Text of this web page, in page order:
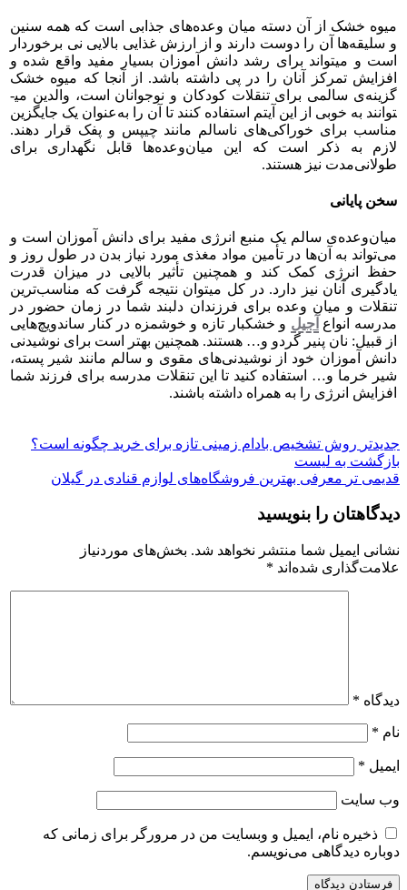
میوه خشک از آن دسته میان وعده‌های جذابی است که همه سنین
و سلیقه‌ها آن را دوست دارند و از ارزش غذایی بالایی نی برخوردار
است و می­تواند برای رشد دانش آموزان بسیار مفید واقع شده و
افزایش تمرکز آنان را در پی داشته باشد. از آنجا که میوه خشک
گزینه‌ی سالمی برای تنقلات کودکان و نوجوانان است، والدین می­
توانند به خوبی از این آیتم استفاده کنند تا آن را به‌عنوان یک جایگزین
مناسب برای خوراکی‌های ناسالم مانند چیپس و پفک قرار دهند.
لازم به ذکر است که این میان‌وعده‌ها قابل نگهداری برای
طولانی‌مدت نیز هستند.
سخن پایانی
میان‌وعده‌ی سالم یک منبع انرژی مفید برای دانش آموزان است و
می‌تواند به آن‌ها در تأمین مواد مغذی مورد نیاز بدن در طول روز و
حفظ انرژی کمک کند و همچنین تأثیر بالایی در میزان قدرت
یادگیری آنان نیز دارد. در کل می­توان نتیجه گرفت که مناسب‌ترین
تنقلات و میان وعده برای فرزندان دلبند شما در زمان حضور در
مدرسه انواع آجیل و خشکبار تازه و خوشمزه در کنار ساندویچ‌هایی
از قبیل: نان پنیر گردو و… هستند. همچنین بهتر است برای نوشیدنی‌
دانش آموزان خود از نوشیدنی‌های مقوی و سالم مانند شیر پسته،
شیر خرما و… استفاده کنید تا این تنقلات مدرسه برای فرزند شما
افزایش انرژی را به همراه داشته باشند.
جدیدتر روش تشخیص بادام زمینی تازه برای خرید چگونه است؟
بازگشت به لیست
قدیمی تر معرفی بهترین فروشگاه‌های لوازم قنادی در گیلان
دیدگاهتان را بنویسید
نشانی ایمیل شما منتشر نخواهد شد. بخش‌های موردنیاز
علامت‌گذاری شده‌اند *
دیدگاه *
نام *
ایمیل *
وب‌ سایت
ذخیره نام، ایمیل و وبسایت من در مرورگر برای زمانی که
دوباره دیدگاهی می‌نویسم.